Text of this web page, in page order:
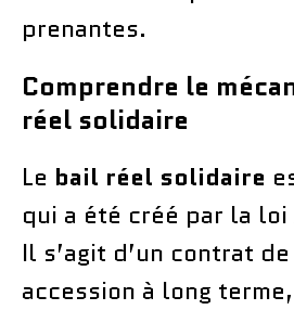
prenantes.
Comprendre le
réel solidaire
Le bail réel solidaire
qui a été créé par la loi
Il s’agit d’un contrat
accession à long